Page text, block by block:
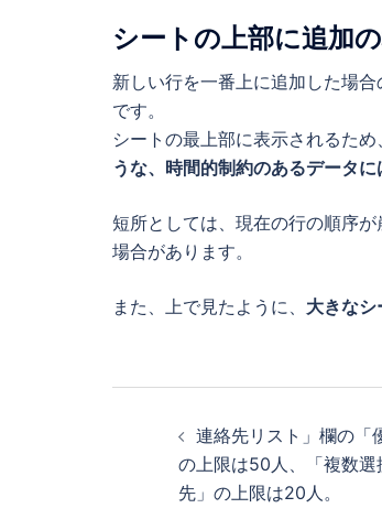
シートの上部に追加
新しい行を一番上に追加した場合
です。
シートの最上部に表示されるた
うな、時間的制約のあるデータに
短所としては、現在の行の順序
場合があります。
また、上で見たように、 大きなシ
連絡先リスト」欄の「
の上限は50人、「複数選
先」の上限は20人。